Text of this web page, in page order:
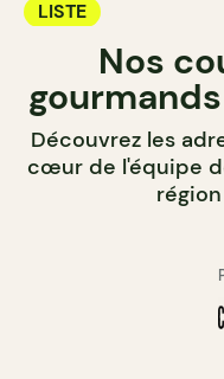
LISTE
Nos
Découvrez les
cœur de l'équipe